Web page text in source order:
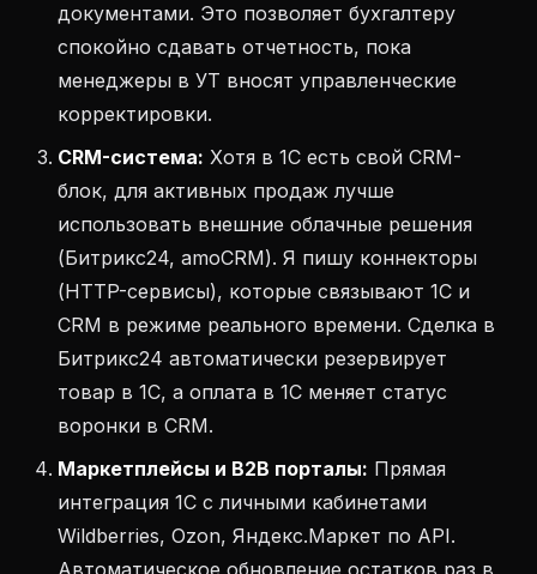
документами. Это позволяет бухгалтеру
спокойно сдавать отчетность, пока
менеджеры в УТ вносят управленческие
корректировки.
CRM-система: Хотя в 1С есть свой CRM-
блок, для активных продаж лучше
использовать внешние облачные решения
(Битрикс24, amoCRM). Я пишу коннекторы
(HTTP-сервисы), которые связывают 1С и
CRM в режиме реального времени. Сделка в
Битрикс24 автоматически резервирует
товар в 1С, а оплата в 1С меняет статус
воронки в CRM.
Маркетплейсы и B2B порталы: Прямая
интеграция 1С с личными кабинетами
Wildberries, Ozon, Яндекс.Маркет по API.
Автоматическое обновление остатков раз в